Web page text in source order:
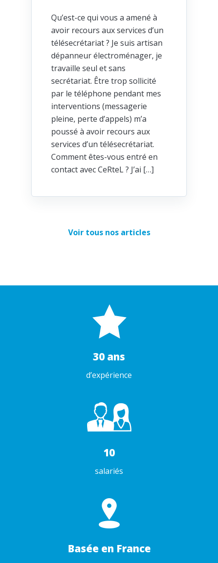
Qu’est-ce qui vous a amené à
avoir recours aux services d’un
télésecrétariat ? Je suis artisan
dépanneur électroménager, je
travaille seul et sans
secrétariat. Être trop sollicité
par le téléphone pendant mes
interventions (messagerie
pleine, perte d’appels) m’a
poussé à avoir recours aux
services d’un télésecrétariat.
Comment êtes-vous entré en
contact avec CeRteL ? J’ai […]
Voir tous nos articles
30 ans
d’expérience
10
salariés
Basée en France